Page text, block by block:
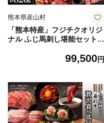
熊本県産山村
「熊本特産」フジチクオリジ
ナル ふじ馬刺し堪能セット
99,500円